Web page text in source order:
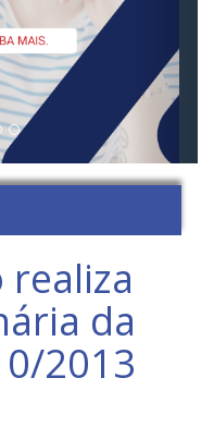
realiza
da
2013